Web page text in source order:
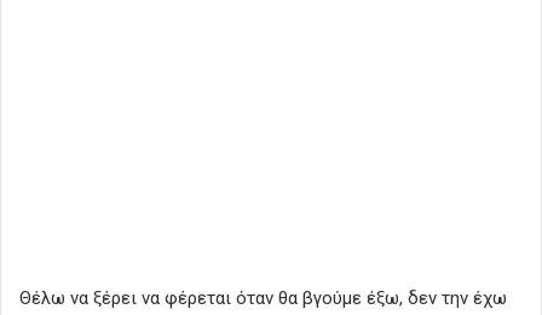
Θέλω να ξέρει να φέρεται όταν θα βγούμε έξω, δεν την έχω